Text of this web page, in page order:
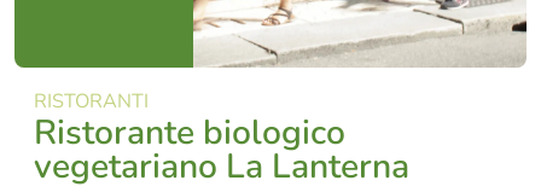
RISTORANTI
Ristorante biologico
vegetariano La Lanterna